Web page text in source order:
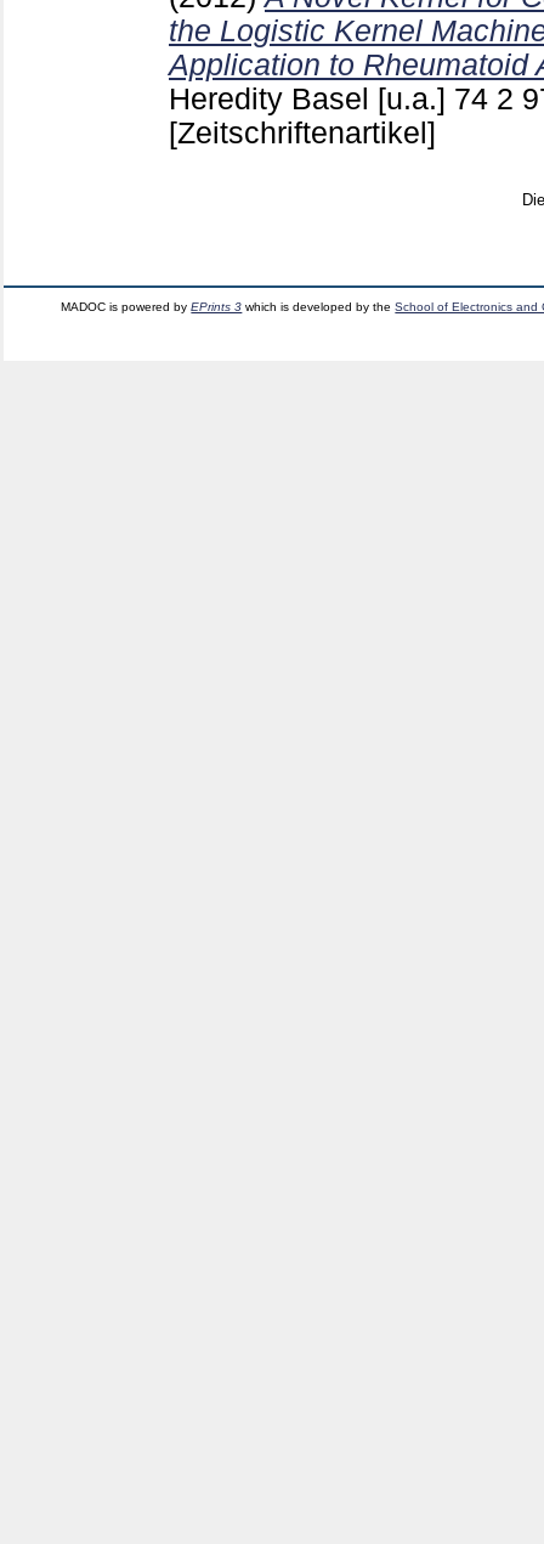
the Logistic Kernel
Application to Rheumatoid
Heredity Basel [u.a.] 74 2
[Zeitschriftenartikel]
MADOC is powered byEPrints 3 which is developed by theSchool of Electronics and